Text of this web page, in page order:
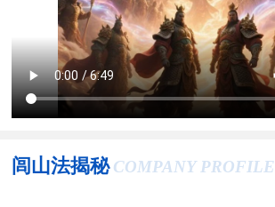
闾山法揭秘 COMPANY PROFILE